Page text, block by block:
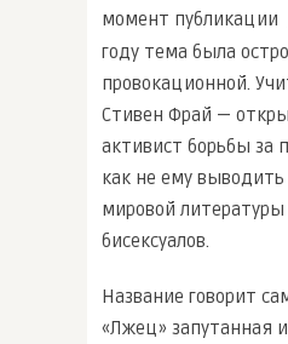
момент публикации
году тема была
провокационной.
Стивен Фрай —
активист борьбы за
как не ему
мировой литературы
бисексуалов.
Название говорит
«Лжец» запутанная